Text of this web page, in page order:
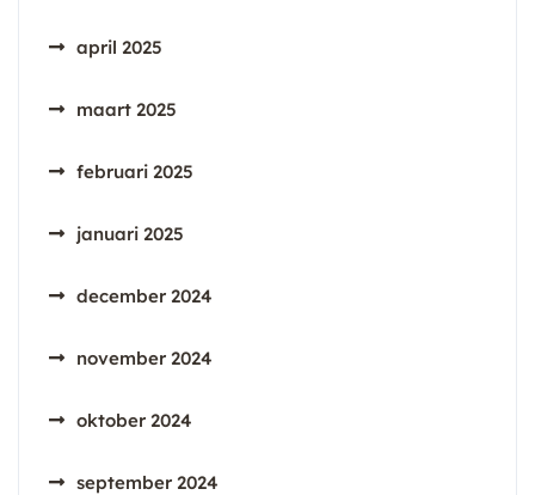
april 2025
maart 2025
februari 2025
januari 2025
december 2024
november 2024
oktober 2024
september 2024